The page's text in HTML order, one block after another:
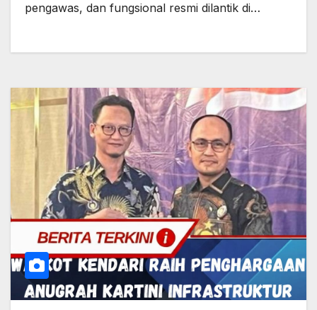
pengawas, dan fungsional resmi dilantik di…